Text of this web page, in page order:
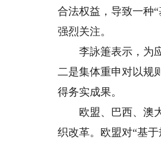
合法权益，导致一种
强烈关注。
李詠箑表示，为应
二是集体重申对以规
得务实成果。
欧盟、巴西、澳大
织改革。欧盟对“基